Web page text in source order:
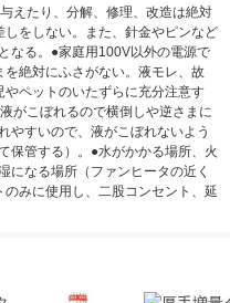
えたり、分解、修理、改造は絶対
をしない。また、針金やピンなど
なる。●家庭用100V以外の電源で
絶対にふさがない。液モレ、故
ペットのいたずらに充分注意す
がこぼれるので横倒しや逆さまに
やすいので、液がこぼれないよう
保管する）。●水がかかる場所、火
になる場所（ファンヒータの近く
みに使用し、二股コンセント、延